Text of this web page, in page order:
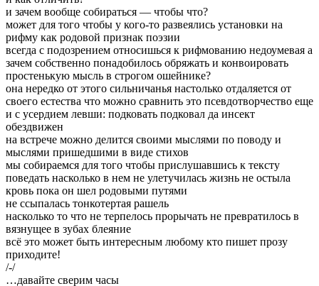
и зачем вообще собираться — чтобы что?
может для того чтобы у кого-то развеялись установки на
рифму как родовой признак поэзии
всегда с подозрением относишься к рифмованию недоумевая а
зачем собственно понадобилось обряжать и конвоировать
простенькую мысль в строгом ошейнике?
она нередко от этого сильничанья настолько отдаляется от
своего естества что можно сравнить это псевдотворчество еще
и с усердием левши: подковать подковал да инсект
обездвижен
на встрече можно делится своими мыслями по поводу и
мыслями пришедшими в виде стихов
мы собираемся для того чтобы прислушавшись к тексту
поведать насколько в нем не улетучилась жизнь не остыла
кровь пока он шел родовыми путями
не ссыпалась тонкотертая рашель
насколько то что не терпелось прорычать не превратилось в
вязнущее в зубах блеяние
всё это может быть интересным любому кто пишет прозу
приходите!
/-/
…давайте сверим часы